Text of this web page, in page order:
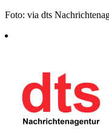
Foto: via dts